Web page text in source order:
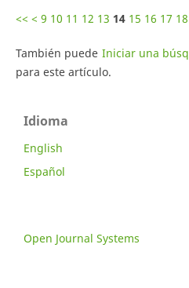
<< < 9 10 11 12 13 14 15 16 17 18
También puede Iniciar una
para este artículo.
Idioma
English
Español
Open Journal Systems